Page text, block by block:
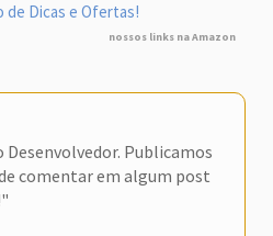
de Dicas e Ofertas!
nossos links na Amazon
Desenvolvedor. Publicamos
comentar em algum post